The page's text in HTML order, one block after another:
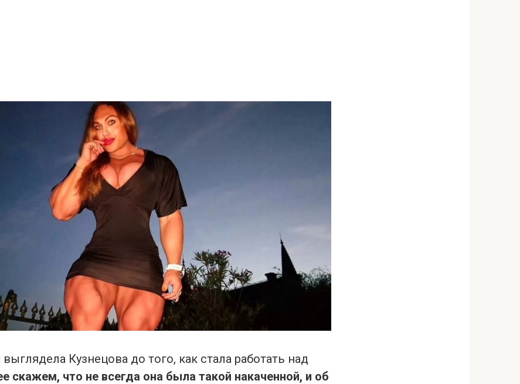
Кузнецова до того, как стала работать над
скажем, что не всегда она была такой накаченной, и об